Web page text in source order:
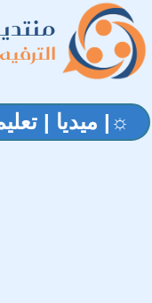
الترفيه
☼| ميديا |